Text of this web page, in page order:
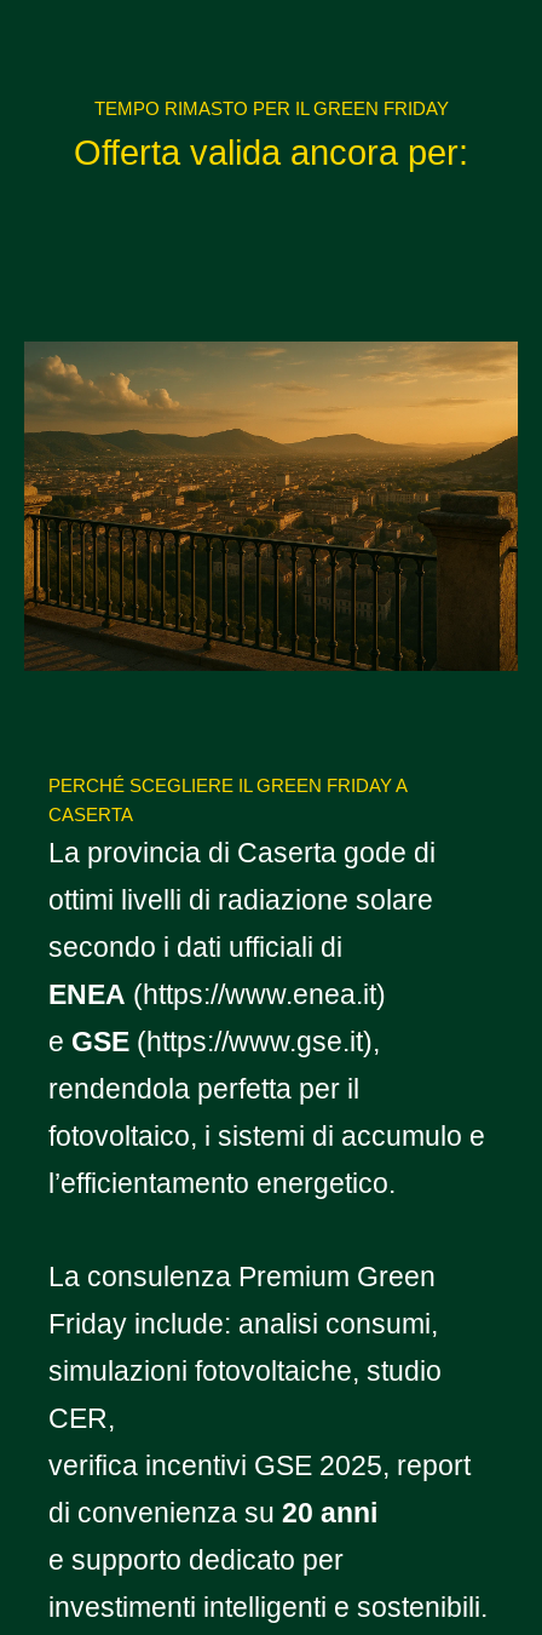
TEMPO RIMASTO PER IL GREEN FRIDAY
Offerta valida ancora per:
PERCHÉ SCEGLIERE IL GREEN FRIDAY A
CASERTA
La provincia di Caserta gode di
ottimi livelli di radiazione solare
secondo i dati ufficiali di
ENEA (https://www.enea.it)
e GSE (https://www.gse.it),
rendendola perfetta per il
fotovoltaico, i sistemi di accumulo e
l’efficientamento energetico.
La consulenza Premium Green
Friday include: analisi consumi,
simulazioni fotovoltaiche, studio
CER,
verifica incentivi GSE 2025, report
di convenienza su 20 anni
e supporto dedicato per
investimenti intelligenti e sostenibili.